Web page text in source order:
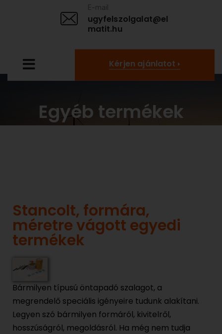
E-mail
ugyfelszolgalat@el
matit.hu
Kérjen ajánlatot
Egyéb termékek
Stancolt, formára,
méretre vágott egyedi
termékek
Bármilyen típusú öntapadó szalagot, a
megrendelő speciális igényeire tudunk alakítani.
Legyen szó bármilyen formáról, kivitelről,
hosszúságról, megoldásról. Ha még nem tudja